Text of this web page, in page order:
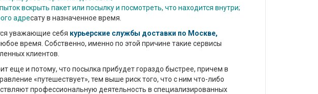
вскрыть пакет или посылку и посмотреть, что находится внутри;
адресату в назначенное время.
уважающие себя курьерские службы доставки по Москве,
время. Собственно, именно по этой причине такие сервисы
клиентов.
еще и потому, что посылка прибудет гораздо быстрее, причем в
«путешествует», тем выше риск того, что с ним что-либо
профессиональную деятельность в специализированных